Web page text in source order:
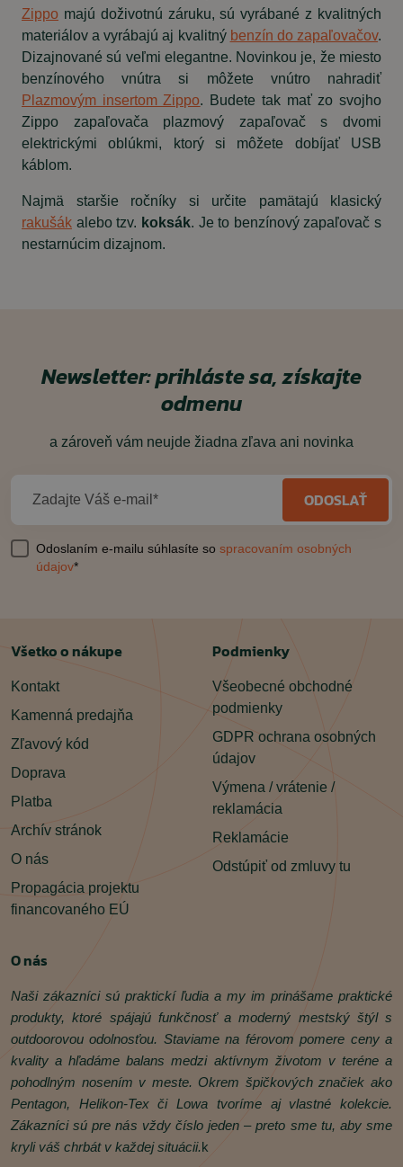
Zippo majú doživotnú záruku, sú vyrábané z kvalitných
materiálov a vyrábajú aj kvalitný benzín do zapaľovačov.
Dizajnované sú veľmi elegantne. Novinkou je, že miesto
benzínového vnútra si môžete vnútro nahradiť
Plazmovým insertom Zippo. Budete tak mať zo svojho
Zippo zapaľovača plazmový zapaľovač s dvomi
elektrickými oblúkmi, ktorý si môžete dobíjať USB
káblom.
Najmä staršie ročníky si určite pamätajú klasický
rakušák alebo tzv. koksák. Je to benzínový zapaľovač s
nestarnúcim dizajnom.
Newsletter: prihláste sa, získajte
odmenu
a zároveň vám neujde žiadna zľava ani novinka
Zadajte Váš e-mail* ODOSLAŤ
Odoslaním e-mailu súhlasíte so spracovaním osobných
údajov*
Všetko o nákupe
Kontakt
Kamenná predajňa
Zľavový kód
Doprava
Platba
Archív stránok
O nás
Propagácia projektu
financovaného EÚ
Podmienky
Všeobecné obchodné
podmienky
GDPR ochrana osobných
údajov
Výmena / vrátenie /
reklamácia
Reklamácie
Odstúpiť od zmluvy tu
O nás
Naši zákazníci sú praktickí ľudia a my im prinášame praktické
produkty, ktoré spájajú funkčnosť a moderný mestský štýl s
outdoorovou odolnosťou. Staviame na férovom pomere ceny a
kvality a hľadáme balans medzi aktívnym životom v teréne a
pohodlným nosením v meste. Okrem špičkových značiek ako
Pentagon, Helikon‑Tex či Lowa tvoríme aj vlastné kolekcie.
Zákazníci sú pre nás vždy číslo jeden – preto sme tu, aby sme
kryli váš chrbát v každej situácii.k